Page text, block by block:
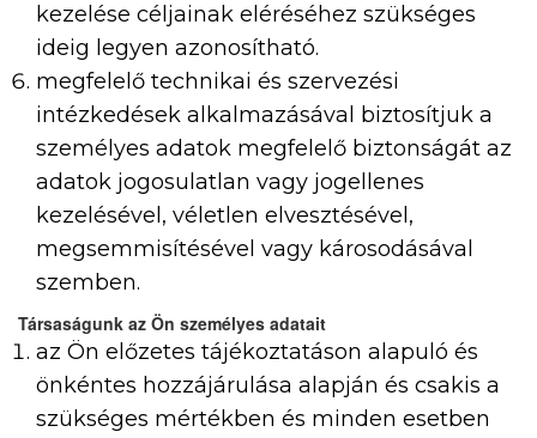
kezelése céljainak eléréséhez szükséges
ideig legyen azonosítható.
megfelelő technikai és szervezési
intézkedések alkalmazásával biztosítjuk a
személyes adatok megfelelő biztonságát az
adatok jogosulatlan vagy jogellenes
kezelésével, véletlen elvesztésével,
megsemmisítésével vagy károsodásával
szemben.
Társaságunk az Ön személyes adatait
az Ön előzetes tájékoztatáson alapuló és
önkéntes hozzájárulása alapján és csakis a
szükséges mértékben és minden esetben